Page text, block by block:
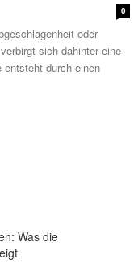
0
oder
sich dahinter eine
entsteht durch einen
Was die